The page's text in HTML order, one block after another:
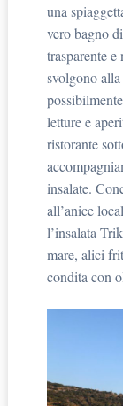
una
vero bagno
trasparente
svolgono
letture e
ristorante
insalate.
all’anice
l’insalata
mare, alici
condita con